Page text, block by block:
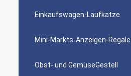
Einkaufswagen-Laufkatze
Mini-Markts-Anzeigen-Regale
Obst- und GemüseGestell